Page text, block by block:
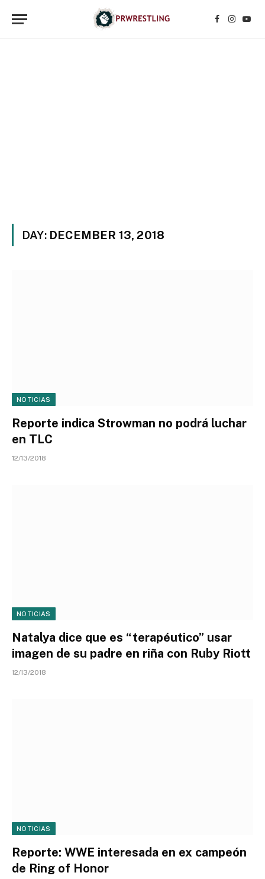
Facebook
DAY: DECEMBER 13, 2018
NOTICIAS
Reporte indica Strowman no podrá luchar
en TLC
12/13/2018
NOTICIAS
Natalya dice que es “terapéutico” usar
imagen de su padre en riña con Ruby Riott
12/13/2018
NOTICIAS
Reporte: WWE interesada en ex campeón
de Ring of Honor